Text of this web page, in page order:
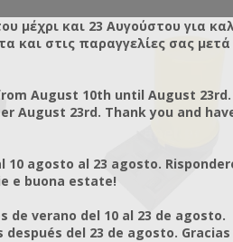
Τεχνικά χαρακτηριστικά:
• Δυνατότητα άντλησης 18,5
• Μέγιστος ρυθμός ροής: 7,8
• Αυτόματη αναρρόφηση
• Προστασία διακόπτη πίεσης:
Το Σετ περιλαμβάνει:
• Αντλία για σιρόπι 12V
• Λάστιχο 3/4 25m
• Καρούλι για λάστιχο
μέχρι και 23 Αυγούστου για
στις παραγγελίες σας μετά
August 10th until August
August 23rd. Thank you and
10 agosto al 23 agosto.
e buona estate!
de verano del 10 al 23 de agosto.
del 23 de agosto.